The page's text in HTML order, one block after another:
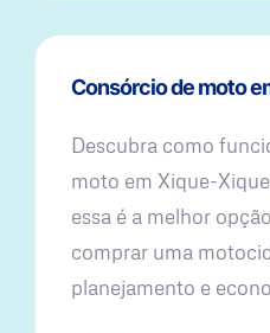
Consórcio de moto
Descubra como
moto em Xique-
essa é a melhor
comprar uma
planejamento e